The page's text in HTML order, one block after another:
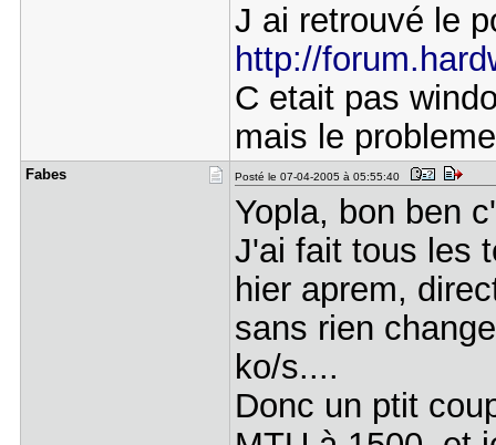
J ai retrouvé le
http://
C etait pas
mais le
Fabes Posté le 07-04-2005 à 05:55:40
Yopla, bon ben
J'ai fait tous les
hier aprem,
sans rien
ko/s....
Donc un ptit